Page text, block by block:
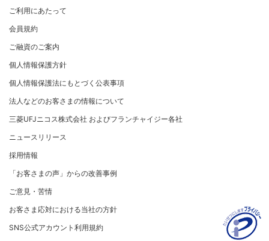
プラチナ会員さま専用の特別なサービス Platinum
Special Service
大規模企業のお客さまだけにご利用いただけるサービス
法人向けポータルサイト
個人情報のお取り扱いに関するお願い
[EC加盟店さまへ] 情報漏えい対策のお願い
[EC加盟店さまへ] 不正ログイン対策のお願い
各種お問い合わせ
「三菱UFJニコスギフトカード」お取り扱いに関するご
注意点（加盟店さま向け）
ト）
セキュリティサービス
よくあるご質問
事業者・加盟店のお客さま
法人向けポータルサイト
コンプライアンス
コーポレートガバナンスについて
情報セキュリティの取り組み
リスク管理
マネー・ローンダリングおよびテロ資金供与等の対策に
関する取り組み
個人情報保護方針
クレジットポリシー
金融商品販売などの勧誘方針
お客さま応対における当社の方針
サステナビリティへの取り組み
サステナビリティへの取り組み
SDGsの達成に向けて
復興支援活動
お客さまに寄り添う
従業員とともに
MUFGグループ/サステナビリティサイト
ニュースリリース
お問い合わせ
重要なお知らせ
ご利用にあたって
会員規約
ご融資のご案内
個人情報保護方針
個人情報保護法にもとづく公表事項
法人などのお客さまの情報について
三菱UFJニコス株式会社 およびフランチャイジー各社
ニュースリリース
採用情報
「お客さまの声」からの改善事例
ご意見・苦情
お客さま応対における当社の方針
SNS公式アカウント利用規約